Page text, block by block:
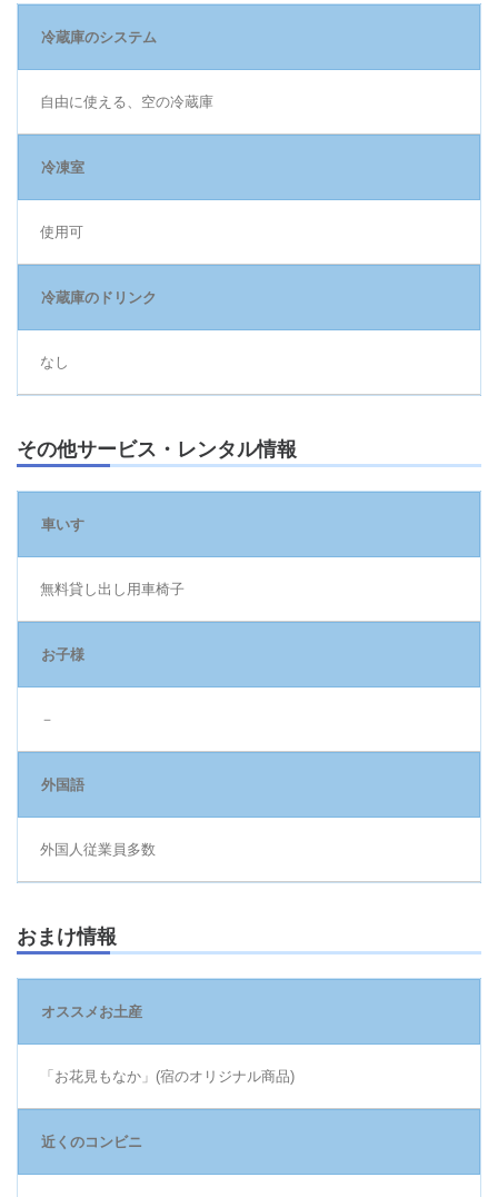
冷蔵庫のシステム
自由に使える、空の冷蔵庫
冷凍室
使用可
冷蔵庫のドリンク
なし
その他サービス・レンタル情報
車いす
無料貸し出し用車椅子
お子様
－
外国語
外国人従業員多数
おまけ情報
オススメお土産
「お花見もなか」(宿のオリジナル商品)
近くのコンビニ